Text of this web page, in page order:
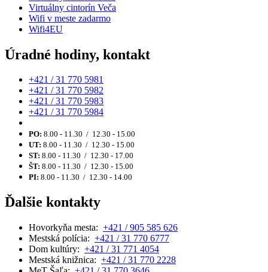
Virtuálny cintorín Veča
Wifi v meste zadarmo
Wifi4EU
Úradné hodiny, kontakt
+421 / 31 770 5981
+421 / 31 770 5982
+421 / 31 770 5983
+421 / 31 770 5984
PO: 8.00 - 11.30 / 12.30 - 15.00
UT: 8.00 - 11.30 / 12.30 - 15.00
ST: 8.00 - 11.30 / 12.30 - 17.00
ŠT: 8.00 - 11.30 / 12.30 - 15.00
PI: 8.00 - 11.30 / 12.30 - 14.00
Ďalšie kontakty
Hovorkyňa mesta: +421 / 905 585 626
Mestská polícia: +421 / 31 770 6777
Dom kultúry: +421 / 31 771 4054
Mestská knižnica: +421 / 31 770 2228